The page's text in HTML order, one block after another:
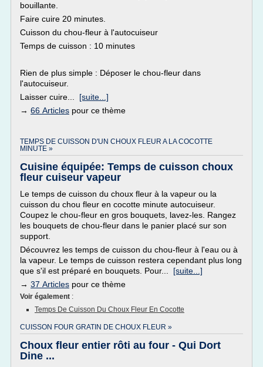
bouillante.
Faire cuire 20 minutes.
Cuisson du chou-fleur à l'autocuiseur
Temps de cuisson : 10 minutes
Rien de plus simple : Déposer le chou-fleur dans
l'autocuiseur.
Laisser cuire... [suite...]
→ 66 Articles pour ce thème
TEMPS DE CUISSON D'UN CHOUX FLEUR A LA COCOTTE
MINUTE »
Cuisine équipée: Temps de cuisson choux
fleur cuiseur vapeur
Le temps de cuisson du choux fleur à la vapeur ou la
cuisson du chou fleur en cocotte minute autocuiseur.
Coupez le chou-fleur en gros bouquets, lavez-les. Rangez
les bouquets de chou-fleur dans le panier placé sur son
support.
Découvrez les temps de cuisson du chou-fleur à l'eau ou à
la vapeur. Le temps de cuisson restera cependant plus long
que s'il est préparé en bouquets. Pour... [suite...]
→ 37 Articles pour ce thème
Voir également :
Temps De Cuisson Du Choux Fleur En Cocotte
CUISSON FOUR GRATIN DE CHOUX FLEUR »
Choux fleur entier rôti au four - Qui Dort
Dine ...